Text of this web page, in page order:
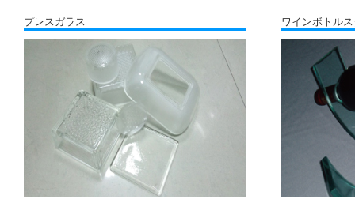
プレスガラス ワインボトル